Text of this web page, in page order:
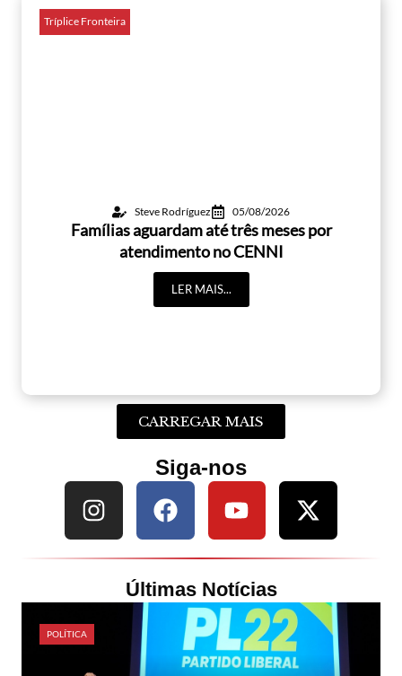
Tríplice Fronteira
Steve Rodríguez 05/08/2026
Famílias aguardam até três meses por
atendimento no CENNI
LER MAIS...
CARREGAR MAIS
Siga-nos
Últimas Notícias
POLÍTICA